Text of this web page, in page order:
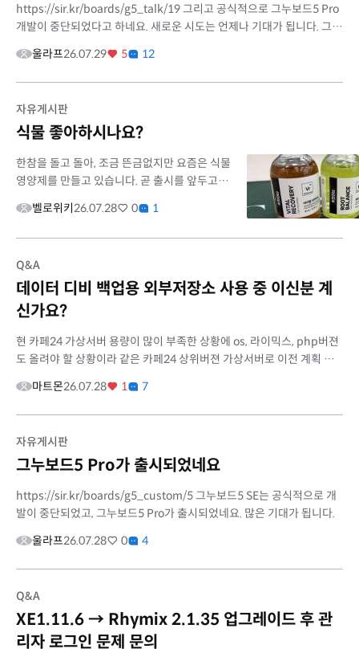
https://sir.kr/boards/g5_talk/19 그리고 공식적으로 그누보드5 Pro
개발이 중단되었다고 하네요. 새로운 시도는 언제나 기대가 됩니다. 그런
...
울라프26.07.29 5 12
자유게시판
식물 좋아하시나요?
한참을 돌고 돌아, 조금 뜬금없지만 요즘은 식물
영양제를 만들고 있습니다. 곧 출시를 앞두고 있
니다. 한동안 바이브 코딩에 푹 빠져 있을 때는
벨로위키26.07.28 0 1
Q&A
데이터 디비 백업용 외부저장소 사용 중 이신분 계
신가요?
현 카페24 가상서버 용량이 많이 부족한 상황에 os, 라이믹스, php버젼
도 올려야 할 상황이라 같은 카페24 상위버젼 가상서버로 이전 계획 중
...
마트몬26.07.28 1 7
자유게시판
그누보드5 Pro가 출시되었네요
https://sir.kr/boards/g5_custom/5 그누보드5 SE는 공식적으로 개
발이 중단되었고, 그누보드5 Pro가 출시되었네요. 많은 기대가 됩니다.
울라프26.07.28 0 4
Q&A
XE1.11.6 → Rhymix 2.1.35 업그레이드 후 관
리자 로그인 문제 문의